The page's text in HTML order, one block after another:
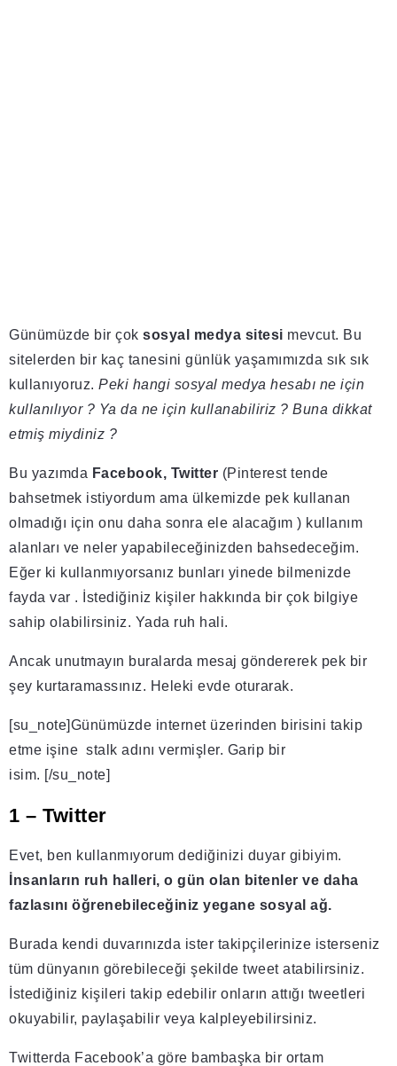
Günümüzde bir çok sosyal medya sitesi mevcut. Bu
sitelerden bir kaç tanesini günlük yaşamımızda sık sık
kullanıyoruz. Peki hangi sosyal medya hesabı ne için
kullanılıyor ? Ya da ne için kullanabiliriz ? Buna dikkat
etmiş miydiniz ?
Bu yazımda Facebook, Twitter (Pinterest tende
bahsetmek istiyordum ama ülkemizde pek kullanan
olmadığı için onu daha sonra ele alacağım ) kullanım
alanları ve neler yapabileceğinizden bahsedeceğim.
Eğer ki kullanmıyorsanız bunları yinede bilmenizde
fayda var . İstediğiniz kişiler hakkında bir çok bilgiye
sahip olabilirsiniz. Yada ruh hali.
Ancak unutmayın buralarda mesaj göndererek pek bir
şey kurtaramassınız. Heleki evde oturarak.
[su_note]Günümüzde internet üzerinden birisini takip
etme işine stalk adını vermişler. Garip bir
isim. [/su_note]
1 – Twitter
Evet, ben kullanmıyorum dediğinizi duyar gibiyim.
İnsanların ruh halleri, o gün olan bitenler ve daha
fazlasını öğrenebileceğiniz yegane sosyal ağ.
Burada kendi duvarınızda ister takipçilerinize isterseniz
tüm dünyanın görebileceği şekilde tweet atabilirsiniz.
İstediğiniz kişileri takip edebilir onların attığı tweetleri
okuyabilir, paylaşabilir veya kalpleyebilirsiniz.
Twitterda Facebook’a göre bambaşka bir ortam